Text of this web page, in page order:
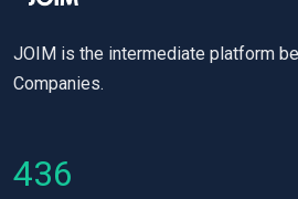
JOIM is the intermediate platform
Companies.
436